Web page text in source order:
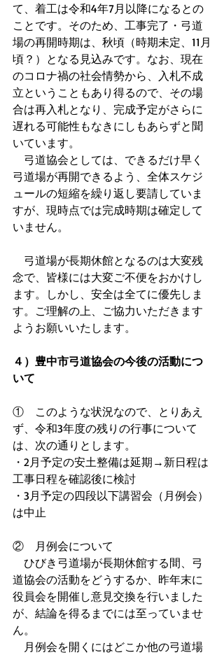
て、着工は令和4年7月以降になるとの
ことです。そのため、工事完了・弓道
場の再開時期は、秋頃（時期未定、11月
頃？）となる見込みです。なお、現在
のコロナ禍の社会情勢から、入札不成
立ということもあり得るので、その場
合は再入札となり、完成予定がさらに
遅れる可能性もなきにしもあらずと聞
いています。
弓道協会としては、できるだけ早く
弓道場が再開できるよう、全体スケジ
ュールの短縮を繰り返し要請していま
すが、現時点では完成時期は確定して
いません。
弓道場が長期休館となるのは大変残
念で、皆様には大変ご不便をおかけし
ます。しかし、安全は全てに優先しま
す。ご理解の上、ご協力いただきます
ようお願いいたします。
４）豊中市弓道協会の今後の活動につ
いて
①　このような状況なので、とりあえ
ず、令和3年度の残りの行事について
は、次の通りとします。
・2月予定の安土整備は延期→新日程は
工事日程を確認後に検討
・3月予定の四段以下講習会（月例会）
は中止
②　月例会について
ひびき弓道場が長期休館する間、弓
道協会の活動をどうするか、昨年末に
役員会を開催し意見交換を行いました
が、結論を得るまでには至っていませ
ん。
月例会を開くにはどこか他の弓道場